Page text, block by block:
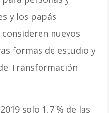
y los papás
nuevos
formas de estudio y
Transformación
solo 1,7 % de las